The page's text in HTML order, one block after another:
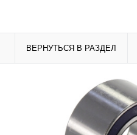
ВЕРНУТЬСЯ В РАЗДЕЛ